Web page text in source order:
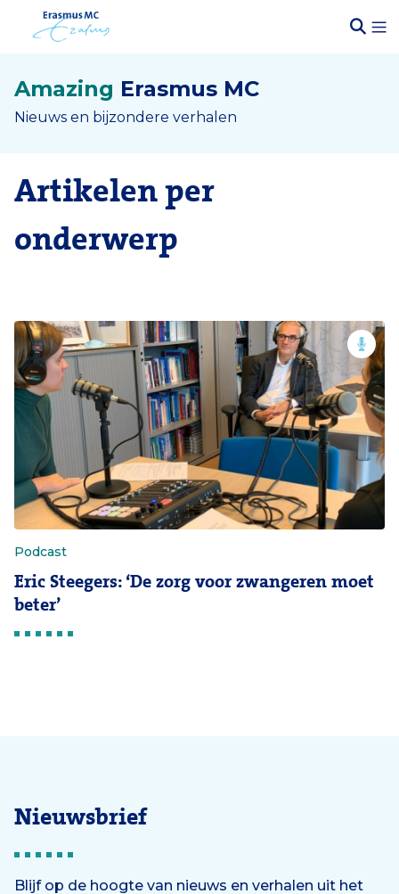
Amazing Erasmus MC
Nieuws en bijzondere verhalen
Artikelen per
onderwerp
Podcast
Eric Steegers: ‘De zorg voor zwangeren moet
beter’
Nieuwsbrief
Blijf op de hoogte van nieuws en verhalen uit het